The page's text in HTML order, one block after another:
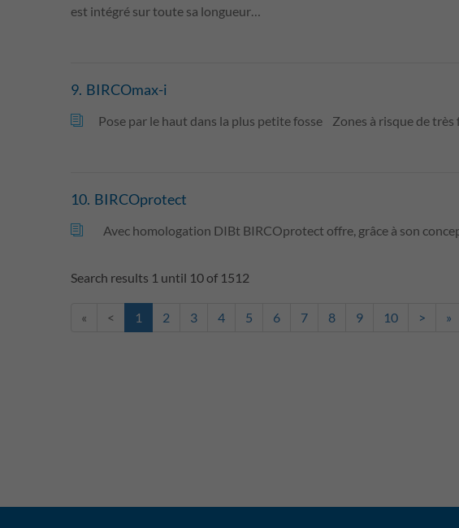
est intégré sur toute sa longueur…
9. BIRCOmax-i
Pose par le haut dans la plus petite fosse Zones à risque de
10. BIRCOprotect
Avec homologation DIBt BIRCOprotect offre, grâce à son
Search results 1 until 10 of 1512
« < 1 2 3 4 5 6 7 8 9 10 > »